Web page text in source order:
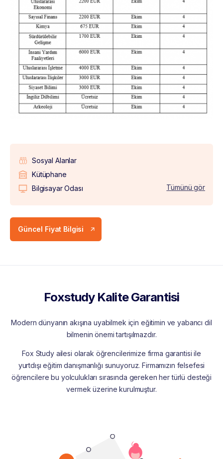
Sosyal Alanlar
Kütüphane
Bilgisayar Odası
Tümünü gör
Güncel Fiyat Bilgisi
Foxstudy Kalite Garantisi
Modern dünyanın akışına uyabilmek için eğitimin ve yabancı dil
bilmenin önemi tartışılmazdır.
Fox Study ailesi olarak öğrencilerimize firma garantisi ile
yurtdışı eğitim danışmanlığı sunuyoruz. Firmamızın felsefesi
öğrencilere bu yolculukları sırasında gereken her türlü desteği
vermek üzerine kurulmuştur.